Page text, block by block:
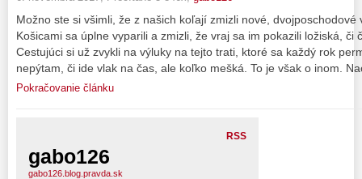
Možno ste si všimli, že z našich koľají zmizli nové, dvojposchodové
Košicami sa úplne vyparili a zmizli, že vraj sa im pokazili ložiská, či
Cestujúci si už zvykli na výluky na tejto trati, ktoré sa každý rok
nepýtam, či ide vlak na čas, ale koľko mešká. To je však o inom.
Pokračovanie článku
RSS
gabo126
gabo126.blog.pravda.sk